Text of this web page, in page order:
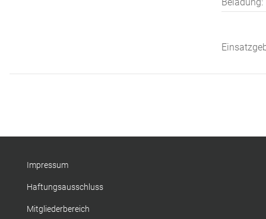
Impressum
Haftungsausschluss
Mitgliederbereich